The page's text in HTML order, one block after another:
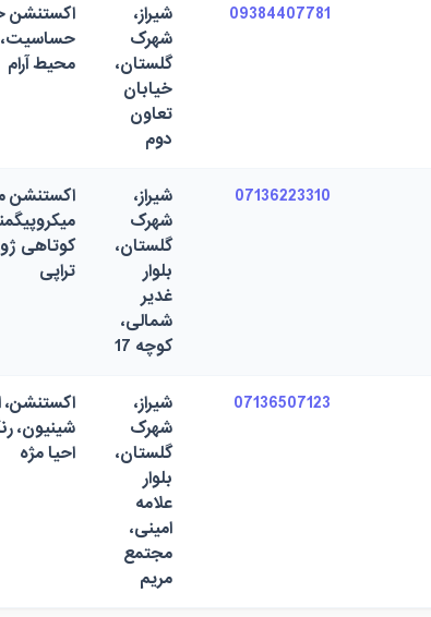
09384407781
شیراز،
شهرک
گلستان،
خیابان
تعاون
دوم
اکستنشن
حساسیت،
محیط آرام
07136223310
شیراز،
شهرک
گلستان،
بلوار
غدیر
شمالی،
کوچه 17
اکستنشن
کوتاهی
تراپی
07136507123
شیراز،
شهرک
گلستان،
بلوار
علامه
امینی،
مجتمع
مریم
اکستنشن،
شینیون،
احیا مژه